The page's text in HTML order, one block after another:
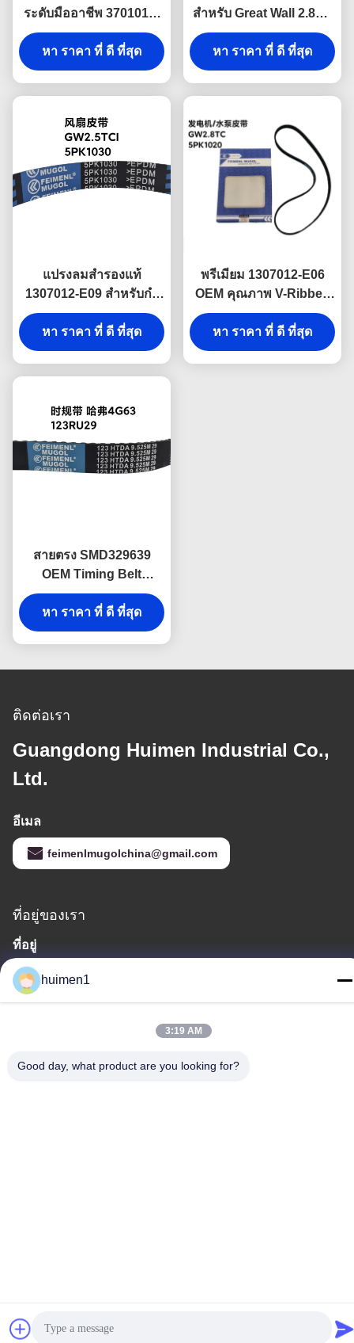
ระดับมืออาชีพ 3701011-
ED01A 6PK2050 สำหรับ
Great Wall Haval H5
4D20 Turbo Diesel รับ
ที่ยาวนาน
หา ราคา ที่ ดี ที่สุด
สำหรับ Great Wall 2.8TC
คุณภาพทดแทนที่เชื่อถือ
ได้ ออกแบบมาเพื่อ
ประสิทธิภาพที่สม่ำเสมอ
หา ราคา ที่ ดี ที่สุด
แปรงลมสํารองแท้
1307012-E09 สําหรับกํา
แพงใหญ่ 2.5TCI ผลิตตาม
รายละเอียดโรงงานเดิม
หา ราคา ที่ ดี ที่สุด
พรีเมียม 1307012-E06
OEM คุณภาพ V-Ribbed
เข็มขัดสําหรับกําแพงใหญ่
2.8TC, ออกแบบเพื่อขับ
เคลื่อนตัวแทนและปั๊มน้ําที่
หา ราคา ที่ ดี ที่สุด
สายตรง SMD329639
OEM Timing Belt
123RU29 สําหรับรุ่น
Great Wall Haval H6
4G63, ให้การติดตั้งง่าย
ยํา
หา ราคา ที่ ดี ที่สุด
ติดต่อเรา
Guangdong Huimen Industrial Co.,
Ltd.
อีเมล
feimenlmugolchina@gmail.com
ที่อยู่ของเรา
ที่อยู่
เลขที่ 1-3 ถนนสุ่ยหนิ่วผู่ หมู่บ้านหยงซิง เขตไป๋หยุน เมืองกวางโจว
มณฑลกวางตุ้ง ประเทศจีน
huimen1
3:19 AM
Good day, what product are you looking for?